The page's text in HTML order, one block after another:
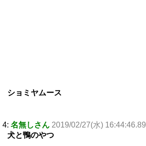
ショミヤムース
4: 名無しさん 2019/02/27(水) 16:44:46.89
犬と鴨のやつ